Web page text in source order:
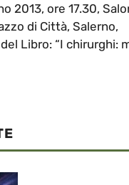
2013, ore 17.30,
di Città, Salerno,
Libro: “I chirurghi: